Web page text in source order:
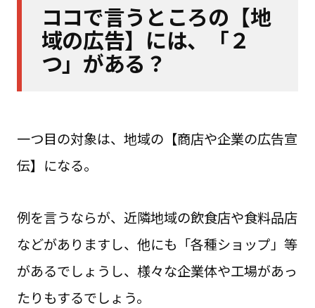
ココで言うところの【地
域の広告】には、「２
つ」がある？
一つ目の対象は、地域の【商店や企業の広告宣
伝】になる。
例を言うならが、近隣地域の飲食店や食料品店
などがありますし、他にも「各種ショップ」等
があるでしょうし、様々な企業体や工場があっ
たりもするでしょう。